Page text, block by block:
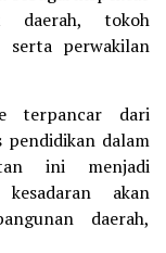
daerah, tokoh
serta perwakilan
terpancar dari
pendidikan dalam
ini menjadi
akan
daerah,